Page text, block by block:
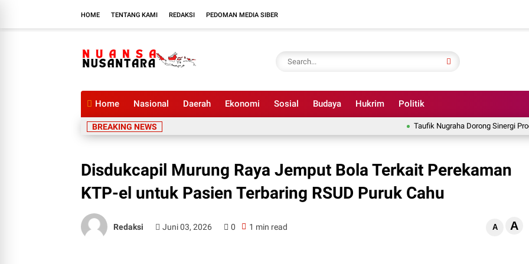
HOME TENTANG KAMI REDAKSI PEDOMAN MEDIA SIBER
Home Nasional Daerah Ekonomi Sosial Budaya Hukrim Politik
BREAKING NEWS Taufik Nugraha Dorong Sinergi Program
Disdukcapil Murung Raya Jemput Bola Terkait Perekaman
KTP-el untuk Pasien Terbaring RSUD Puruk Cahu
Redaksi Juni 03, 2026 0 1 min read A A